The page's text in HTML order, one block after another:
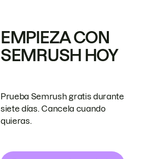
EMPIEZA CON
SEMRUSH HOY
Prueba Semrush gratis durante
siete días. Cancela cuando
quieras.